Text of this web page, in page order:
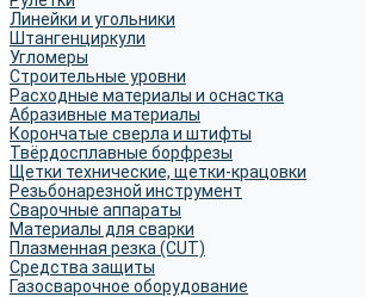
Линейки и угольники
Штангенциркули
Угломеры
Строительные уровни
Расходные материалы и оснастка
Абразивные материалы
Корончатые сверла и штифты
Твёрдосплавные борфрезы
Щетки технические, щетки-крацовки
Резьбонарезной инструмент
Сварочные аппараты
Материалы для сварки
Плазменная резка (CUT)
Средства защиты
Газосварочное оборудование